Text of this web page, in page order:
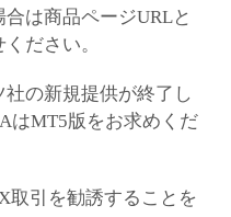
は商品ページURLと
ださい。
社の新規提供が終了し
はMT5版をお求めくだ
取引を勧誘することを